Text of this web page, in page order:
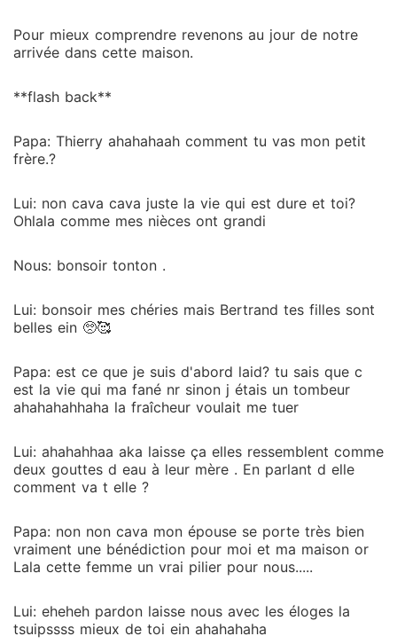
Pour mieux comprendre revenons au jour de notre
arrivée dans cette maison.
**flash back**
Papa: Thierry ahahahaah comment tu vas mon petit
frère.?
Lui: non cava cava juste la vie qui est dure et toi?
Ohlala comme mes nièces ont grandi
Nous: bonsoir tonton .
Lui: bonsoir mes chéries mais Bertrand tes filles sont
belles ein 🥺🥰
Papa: est ce que je suis d'abord laid? tu sais que c
est la vie qui ma fané nr sinon j étais un tombeur
ahahahahhaha la fraîcheur voulait me tuer
Lui: ahahahhaa aka laisse ça elles ressemblent comme
deux gouttes d eau à leur mère . En parlant d elle
comment va t elle ?
Papa: non non cava mon épouse se porte très bien
vraiment une bénédiction pour moi et ma maison or
Lala cette femme un vrai pilier pour nous.....
Lui: eheheh pardon laisse nous avec les éloges la
tsuipssss mieux de toi ein ahahahaha